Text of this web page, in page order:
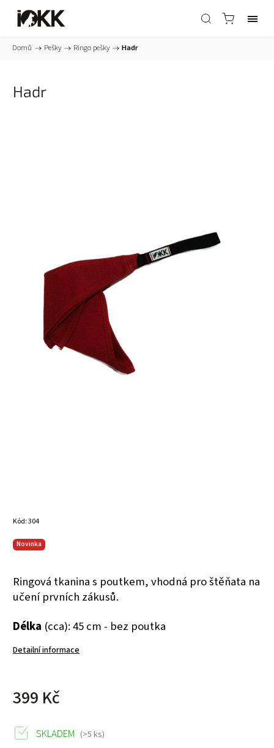
Domů / Pešky / Ringo pešky / Hadr
Hadr
Kód:304
Ringová tkanina s poutkem, vhodná pro štěňata na
učení prvních zákusů.
Délka (cca): 45 cm - bez poutka
Detailní informace
Novinka
399 Kč
SKLADEM (>5 ks)